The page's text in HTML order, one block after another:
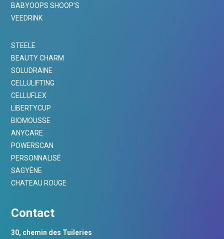
BABYOOPS SHOOP’S
VEEDRINK
STEELE
BEAUTY CHARM
SOLUDRAINE
CELLULIFTING
CELLUFLEX
LIBERTYCUP
BIOMOUSSE
ANYCARE
POWERSCAN
PERSONNALISÉ
SAGYÈNE
CHATEAU ROUGE
Contact
30, chemin des Tuileries